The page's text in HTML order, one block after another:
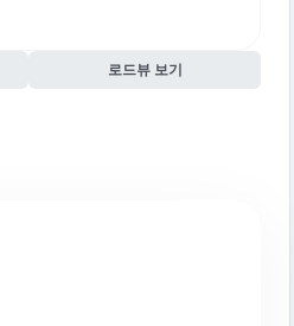
로드뷰 보기